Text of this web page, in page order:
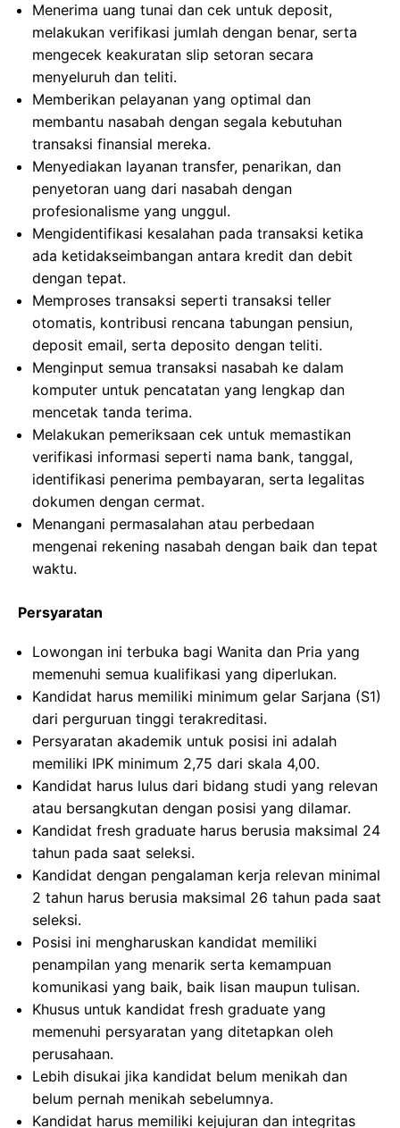
Menerima uang tunai dan cek untuk deposit,
melakukan verifikasi jumlah dengan benar, serta
mengecek keakuratan slip setoran secara
menyeluruh dan teliti.
Memberikan pelayanan yang optimal dan
membantu nasabah dengan segala kebutuhan
transaksi finansial mereka.
Menyediakan layanan transfer, penarikan, dan
penyetoran uang dari nasabah dengan
profesionalisme yang unggul.
Mengidentifikasi kesalahan pada transaksi ketika
ada ketidakseimbangan antara kredit dan debit
dengan tepat.
Memproses transaksi seperti transaksi teller
otomatis, kontribusi rencana tabungan pensiun,
deposit email, serta deposito dengan teliti.
Menginput semua transaksi nasabah ke dalam
komputer untuk pencatatan yang lengkap dan
mencetak tanda terima.
Melakukan pemeriksaan cek untuk memastikan
verifikasi informasi seperti nama bank, tanggal,
identifikasi penerima pembayaran, serta legalitas
dokumen dengan cermat.
Menangani permasalahan atau perbedaan
mengenai rekening nasabah dengan baik dan tepat
waktu.
Persyaratan
Lowongan ini terbuka bagi Wanita dan Pria yang
memenuhi semua kualifikasi yang diperlukan.
Kandidat harus memiliki minimum gelar Sarjana (S1)
dari perguruan tinggi terakreditasi.
Persyaratan akademik untuk posisi ini adalah
memiliki IPK minimum 2,75 dari skala 4,00.
Kandidat harus lulus dari bidang studi yang relevan
atau bersangkutan dengan posisi yang dilamar.
Kandidat fresh graduate harus berusia maksimal 24
tahun pada saat seleksi.
Kandidat dengan pengalaman kerja relevan minimal
2 tahun harus berusia maksimal 26 tahun pada saat
seleksi.
Posisi ini mengharuskan kandidat memiliki
penampilan yang menarik serta kemampuan
komunikasi yang baik, baik lisan maupun tulisan.
Khusus untuk kandidat fresh graduate yang
memenuhi persyaratan yang ditetapkan oleh
perusahaan.
Lebih disukai jika kandidat belum menikah dan
belum pernah menikah sebelumnya.
Kandidat harus memiliki kejujuran dan integritas